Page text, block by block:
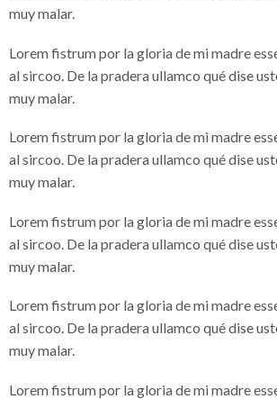
muy malar.
Lorem fistrum por la gloria de mi madre
al sircoo. De la pradera ullamco qué dise
muy malar.
Lorem fistrum por la gloria de mi madre
al sircoo. De la pradera ullamco qué dise
muy malar.
Lorem fistrum por la gloria de mi madre
al sircoo. De la pradera ullamco qué dise
muy malar.
Lorem fistrum por la gloria de mi madre
al sircoo. De la pradera ullamco qué dise
muy malar.
Lorem fistrum por la gloria de mi madre